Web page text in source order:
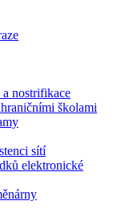
nostrifikace
školami
sítí
elektronické